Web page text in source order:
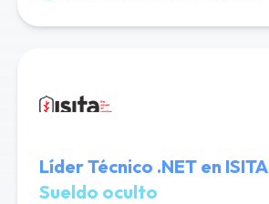
Líder Técnico .NET en ISITA
Sueldo oculto